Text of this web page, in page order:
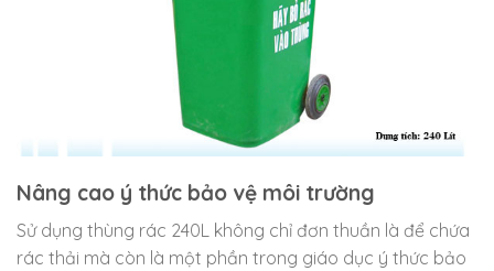
Nâng cao ý thức bảo vệ môi trường
Sử dụng thùng rác 240L không chỉ đơn thuần là để chứa
rác thải mà còn là một phần trong giáo dục ý thức bảo